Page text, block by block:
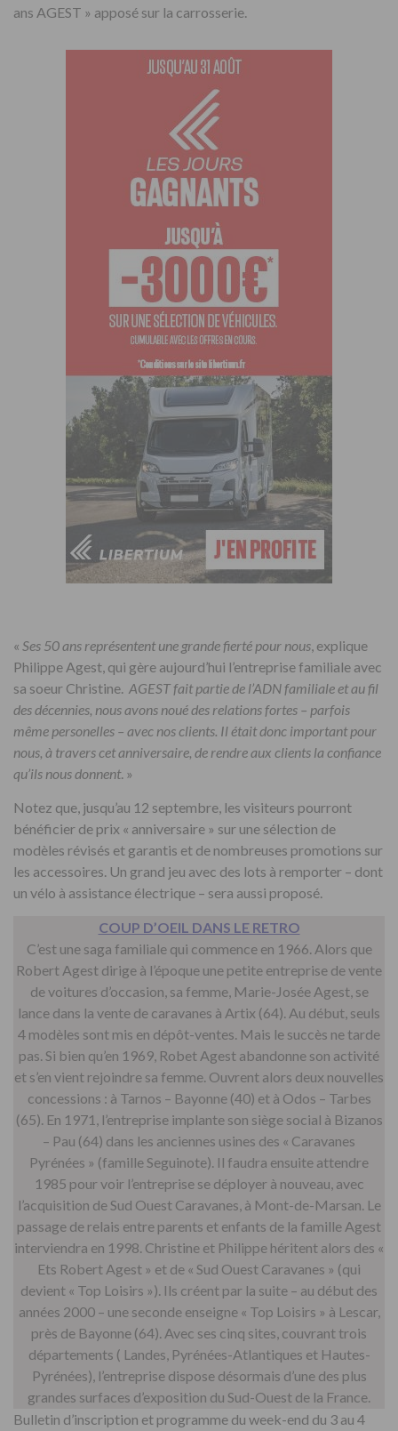
ans AGEST » apposé sur la carrosserie.
« Ses 50 ans représentent une grande fierté pour nous, explique
Philippe Agest, qui gère aujourd’hui l’entreprise familiale avec
sa soeur Christine. AGEST fait partie de l’ADN familiale et aufil
des décennies, nous avons noué des relations fortes – parfois
même personelles – avec nos clients. Il était donc important pour
nous, à travers cet anniversaire, de rendre aux clients la confiance
qu’ils nous donnent. »
Notez que, jusqu’au 12 septembre, les visiteurs pourront
bénéficier de prix « anniversaire » sur une sélection de
modèles révisés et garantis et de nombreuses promotions sur
les accessoires. Un grand jeu avec des lots à remporter – dont
un vélo à assistance électrique – sera aussi proposé.
COUP D’OEIL DANS LE RETRO
C’est une saga familiale qui commence en 1966. Alors que
Robert Agest dirige à l’époque une petite entreprise de vente
de voitures d’occasion, sa femme, Marie-Josée Agest, se
lance dans la vente de caravanes à Artix (64). Au début, seuls
4 modèles sont mis en dépôt-ventes. Mais le succès ne tarde
pas. Si bien qu’en 1969, Robet Agest abandonne son activité
et s’en vient rejoindre sa femme. Ouvrent alors deux nouvelles
concessions : à Tarnos – Bayonne (40) et à Odos – Tarbes
(65). En 1971, l’entreprise implante son siège social à Bizanos
– Pau (64) dans les anciennes usines des « Caravanes
Pyrénées » (famille Seguinote). Il faudra ensuite attendre
1985 pour voir l’entreprise se déployer à nouveau, avec
l’acquisition de Sud Ouest Caravanes, à Mont-de-Marsan. Le
passage de relais entre parents et enfants de la famille Agest
interviendra en 1998. Christine et Philippe héritent alors des «
Ets Robert Agest » et de « Sud Ouest Caravanes » (qui
devient « Top Loisirs »). Ils créent par la suite – au début des
années 2000 – une seconde enseigne « Top Loisirs » à Lescar,
près de Bayonne (64). Avec ses cinq sites, couvrant trois
départements ( Landes, Pyrénées-Atlantiques et Hautes-
Pyrénées), l’entreprise dispose désormais d’une des plus
grandes surfaces d’exposition du Sud-Ouest de la France.
Bulletin d’inscription et programme du week-end du 3 au 4